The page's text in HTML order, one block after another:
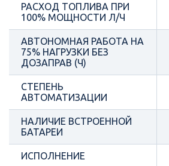
РАСХОД ТОПЛИВА ПРИ
100% МОЩНОСТИ Л/Ч
АВТОНОМНАЯ РАБОТА НА
75% НАГРУЗКИ БЕЗ
ДОЗАПРАВ (Ч)
СТЕПЕНЬ
АВТОМАТИЗАЦИИ
НАЛИЧИЕ ВСТРОЕННОЙ
БАТАРЕИ
ИСПОЛНЕНИЕ